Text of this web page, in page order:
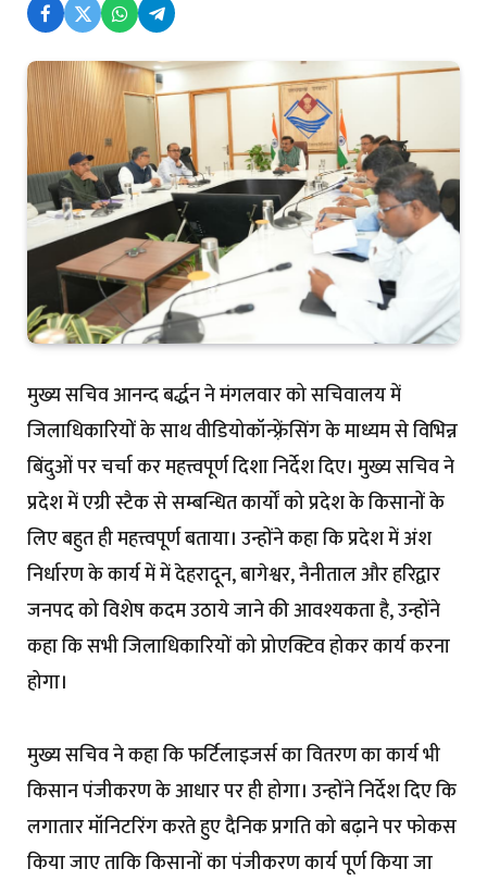
मुख्य सचिव आनन्द बर्द्धन ने मंगलवार को सचिवालय में
जिलाधिकारियों के साथ वीडियोकॉन्फ़्रेंसिंग के माध्यम से विभिन्न
बिंदुओं पर चर्चा कर महत्त्वपूर्ण दिशा निर्देश दिए। मुख्य सचिव ने
प्रदेश में एग्री स्टैक से सम्बन्धित कार्यों को प्रदेश के किसानों के
लिए बहुत ही महत्त्वपूर्ण बताया। उन्होंने कहा कि प्रदेश में अंश
निर्धारण के कार्य में में देहरादून, बागेश्वर, नैनीताल और हरिद्वार
जनपद को विशेष कदम उठाये जाने की आवश्यकता है, उन्होंने
कहा कि सभी जिलाधिकारियों को प्रोएक्टिव होकर कार्य करना
होगा।
मुख्य सचिव ने कहा कि फर्टिलाइजर्स का वितरण का कार्य भी
किसान पंजीकरण के आधार पर ही होगा। उन्होंने निर्देश दिए कि
लगातार मॉनिटरिंग करते हुए दैनिक प्रगति को बढ़ाने पर फोकस
किया जाए ताकि किसानों का पंजीकरण कार्य पूर्ण किया जा